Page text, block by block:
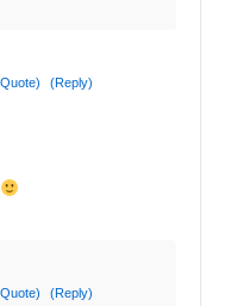
(Reply)
(Reply)